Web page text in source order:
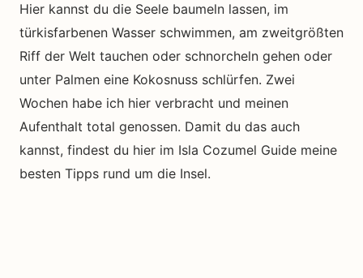
Hier kannst du die Seele baumeln lassen, im
türkisfarbenen Wasser schwimmen, am zweitgrößten
Riff der Welt tauchen oder schnorcheln gehen oder
unter Palmen eine Kokosnuss schlürfen. Zwei
Wochen habe ich hier verbracht und meinen
Aufenthalt total genossen. Damit du das auch
kannst, findest du hier im Isla Cozumel Guide meine
besten Tipps rund um die Insel.